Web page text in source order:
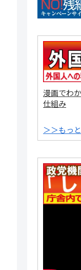
漫画でわ
仕組み
＞＞もっ